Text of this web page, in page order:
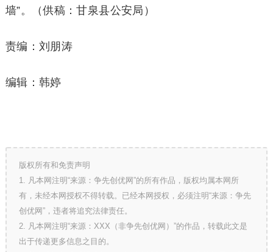
墙”。（供稿：甘泉县公安局）
责编：刘朋涛
编辑：韩婷
版权所有和免责声明
1. 凡本网注明“来源：争先创优网”的所有作品，版权均属本网所
有，未经本网授权不得转载。已经本网授权，必须注明“来源：争先
创优网”，违者将追究法律责任。
2. 凡本网注明“来源：XXX（非争先创优网）”的作品，转载此文是
出于传递更多信息之目的。